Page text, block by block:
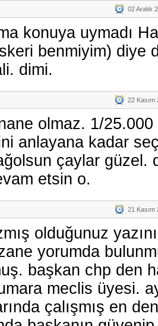
02 Aralık
konuya uymadı
benmiyim) diye
dimi.
22 Kasım
olmaz. 1/
anlayana kadar
çaylar
etsin o.
21 Kasım
olduğunuz
yorumda
başkan chp den
meclis üyesi.
çalışmış en